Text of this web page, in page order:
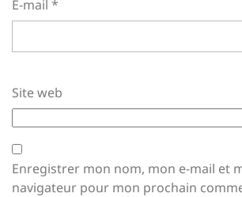
E-mail *
Site web
Enregistrer mon nom, mon e-mail et
navigateur pour mon prochain